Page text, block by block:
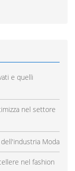
e quelli
nel settore
Moda
nel fashion